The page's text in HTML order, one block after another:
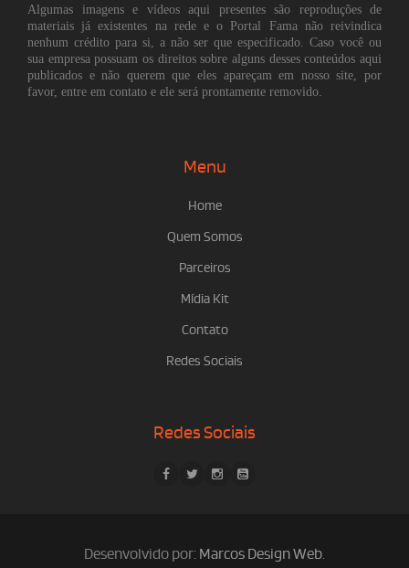
Algumas imagens e vídeos aqui presentes são reproduções de
materiais já existentes na rede e o Portal Fama não reivindica
nenhum crédito para si, a não ser que especificado. Caso você ou
sua empresa possuam os direitos sobre alguns desses conteúdos aqui
publicados e não querem que eles apareçam em nosso site, por
favor, entre em contato e ele será prontamente removido.
Menu
Home
Quem Somos
Parceiros
Mídia Kit
Contato
Redes Sociais
Redes Sociais
Desenvolvido por: Marcos Design Web.